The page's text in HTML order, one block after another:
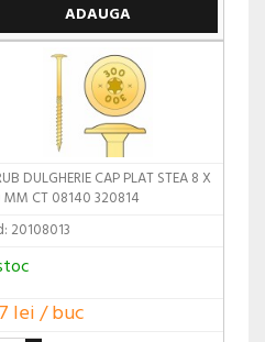
ADAUGA
DULGHERIE CAP PLAT STEA 8 X
MM CT 08140 320814
20108013
lei / buc